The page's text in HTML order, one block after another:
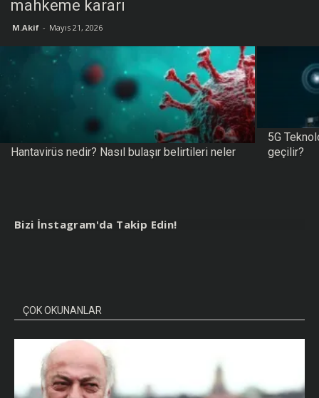
mahkeme kararı
M.Akif - Mayıs 21, 2026
Hantavirüs nedir? Nasıl bulaşır belirtileri neler
5G
geçilir?
Bizi İnstagram'da Takip Edin!
ÇOK OKUNANLAR